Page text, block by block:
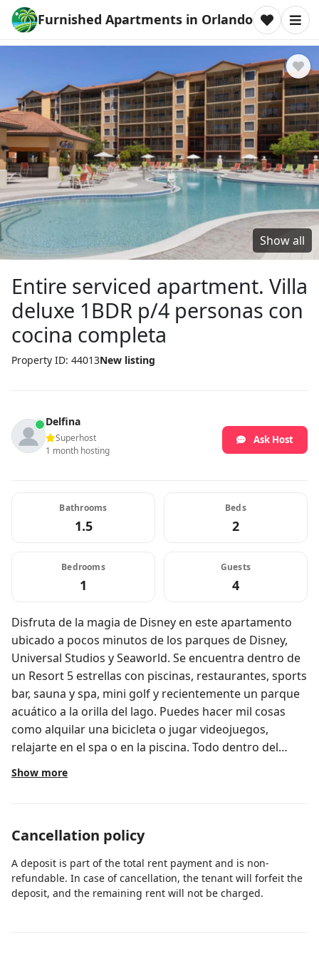
Furnished Apartments in Orlando
Show all
Entire serviced apartment. Villa
deluxe 1BDR p/4 personas con
cocina completa
Property ID: 44013New listing
Delfina
Superhost
1 month hosting
Ask Host
Bathrooms
1.5
Beds
2
Bedrooms
1
Guests
4
Disfruta de la magia de Disney en este apartamento
ubicado a pocos minutos de los parques de Disney,
Universal Studios y Seaworld. Se encuentra dentro de
un Resort 5 estrellas con piscinas, restaurantes, sports
bar, sauna y spa, mini golf y recientemente un parque
acuático a la orilla del lago. Puedes hacer mil cosas
como alquilar una bicicleta o jugar videojuegos,
relajarte en el spa o en la piscina. Todo dentro del
Resort. IMPORTANTE: Reservar solo 7 o 14 dias desde
viernes, sábado o domingo. El apartamento está full
lavadora y secadora de ropa dentro del apartamento.
de cama extra. No te preocupes si te quedas dormido
en el sillón, se convierte en cama queen y es muy
Show more
Cancellation policy
A deposit is part of the total rent payment and is non-
refundable. In case of cancellation, the tenant will forfeit the
deposit, and the remaining rent will not be charged.